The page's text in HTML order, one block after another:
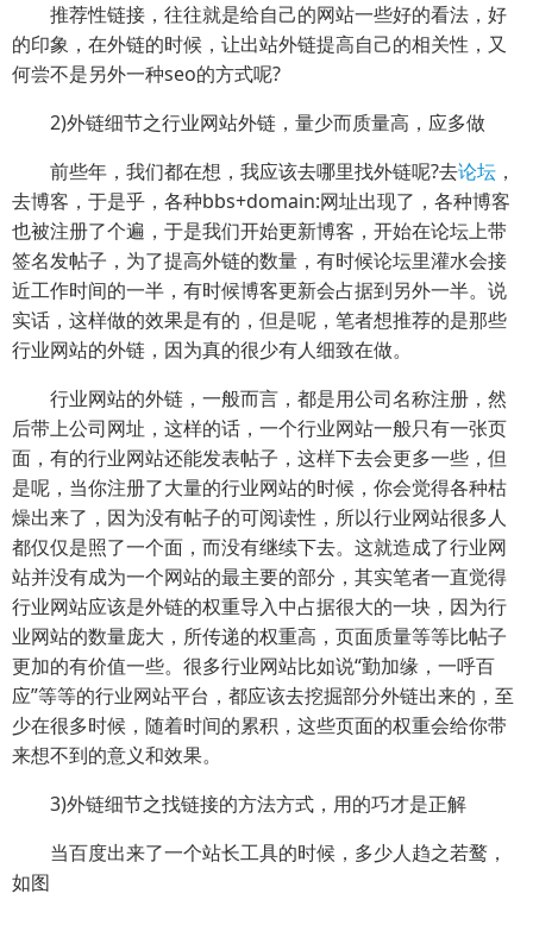
推荐性链接，往往就是给自己的网站一些好的看法，好
的印象，在外链的时候，让出站外链提高自己的相关性，又
何尝不是另外一种seo的方式呢?
2)外链细节之行业网站外链，量少而质量高，应多做
前些年，我们都在想，我应该去哪里找外链呢?去论坛 ，
去博客，于是乎，各种bbs+domain:网址出现了，各种博客
也被注册了个遍，于是我们开始更新博客，开始在论坛上带
签名发帖子，为了提高外链的数量，有时候论坛里灌水会接
近工作时间的一半，有时候博客更新会占据到另外一半。说
实话，这样做的效果是有的，但是呢，笔者想推荐的是那些
行业网站的外链，因为真的很少有人细致在做。
行业网站的外链，一般而言，都是用公司名称注册，然
后带上公司网址，这样的话，一个行业网站一般只有一张页
面，有的行业网站还能发表帖子，这样下去会更多一些，但
是呢，当你注册了大量的行业网站的时候，你会觉得各种枯
燥出来了，因为没有帖子的可阅读性，所以行业网站很多人
都仅仅是照了一个面，而没有继续下去。这就造成了行业网
站并没有成为一个网站的最主要的部分，其实笔者一直觉得
行业网站应该是外链的权重导入中占据很大的一块，因为行
业网站的数量庞大，所传递的权重高，页面质量等等比帖子
更加的有价值一些。很多行业网站比如说“勤加缘，一呼百
应”等等的行业网站平台，都应该去挖掘部分外链出来的，至
少在很多时候，随着时间的累积，这些页面的权重会给你带
来想不到的意义和效果。
3)外链细节之找链接的方法方式，用的巧才是正解
当百度出来了一个站长工具的时候，多少人趋之若鹜，
如图